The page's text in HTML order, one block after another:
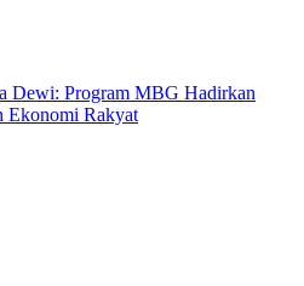
Dewi: Program MBG Hadirkan
Ekonomi Rakyat